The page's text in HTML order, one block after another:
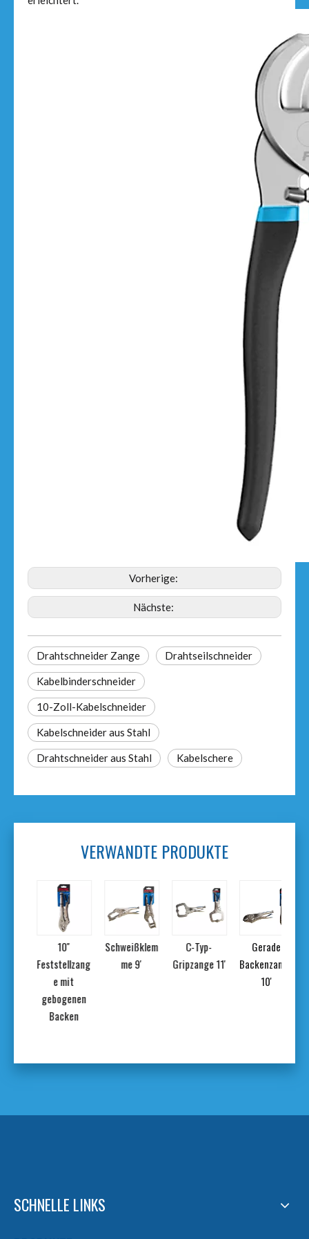
Vorherige:
Nächste:
Drahtschneider Zange Drahtseilschneider
Kabelbinderschneider
10-Zoll-Kabelschneider
Kabelschneider aus Stahl
Drahtschneider aus Stahl Kabelschere
VERWANDTE PRODUKTE
10''
Feststellzang
e mit
gebogenen
Backen
Schweißklem
me 9'
C-Typ-
Gripzange 11'
Gerade
Backenzange
10'
SCHNELLE LINKS